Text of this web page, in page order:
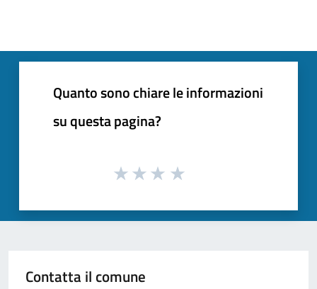
Quanto sono chiare le informazioni
su questa pagina?
Contatta il comune